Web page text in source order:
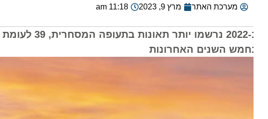
מערכת האתר מרץ 9, 2023 11:18 am
השנים האחרונות